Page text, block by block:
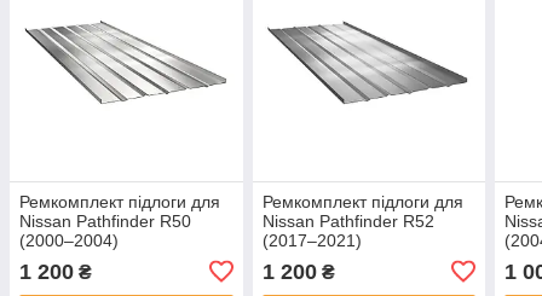
Ремкомплект підлоги для
Nissan Pathfinder R50
(2000–2004)
1 200 ₴
Ремкомплект підлоги для
Nissan Pathfinder R52
(2017–2021)
1 200₴ 1